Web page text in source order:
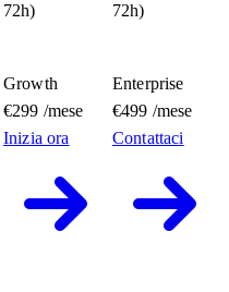
72h)
72h)
Growth
€299 /mese
Inizia ora
Enterprise
€499 /mese
Contattaci